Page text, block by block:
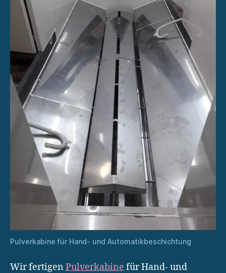
Pulverkabine für Hand- und Automatikbeschichtung
Wir fertigenPulverkabine für Hand- und